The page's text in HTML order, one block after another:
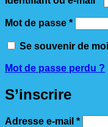
Mot de passe *
Se souvenir de moi
Mot de passe perdu ?
S’inscrire
Adresse e-mail *